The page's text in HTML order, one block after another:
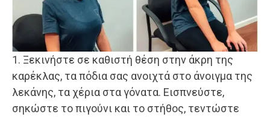
1. Ξεκινήστε σε καθιστή θέση στην άκρη της
καρέκλας, τα πόδια σας ανοιχτά στο άνοιγμα της
λεκάνης, τα χέρια στα γόνατα. Εισπνεύστε,
σηκώστε το πιγούνι και το στήθος, τεντώστε